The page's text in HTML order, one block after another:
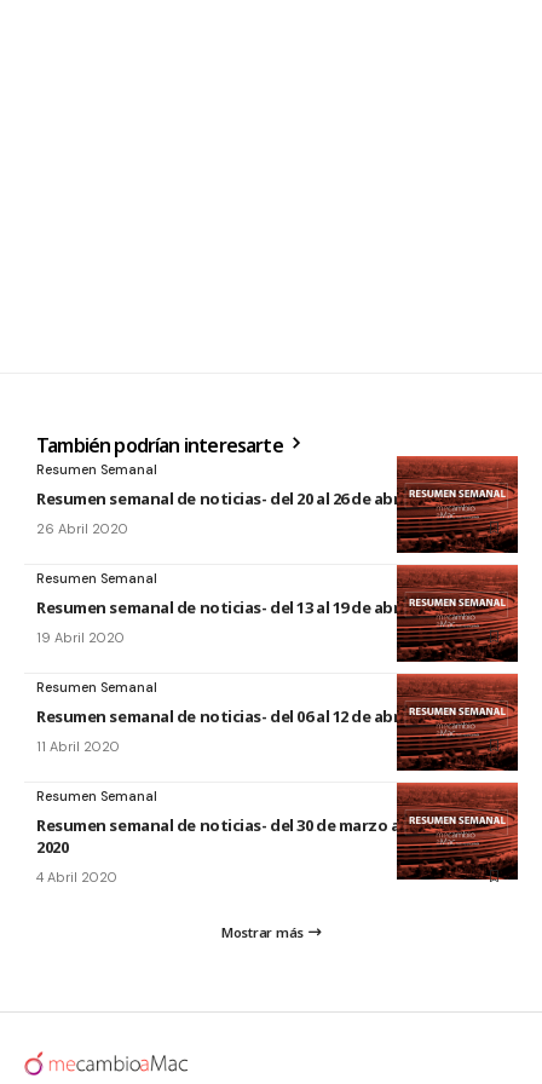
También podrían interesarte
Resumen Semanal
Resumen semanal de noticias- del 20 al 26 de abril de 2020
26 Abril 2020
Resumen Semanal
Resumen semanal de noticias- del 13 al 19 de abril de 2020
19 Abril 2020
Resumen Semanal
Resumen semanal de noticias- del 06 al 12 de abril de 2020
11 Abril 2020
Resumen Semanal
Resumen semanal de noticias- del 30 de marzo al 5 de abril de
2020
4 Abril 2020
Mostrar más